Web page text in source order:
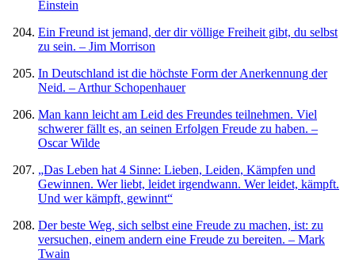
Einstein
Ein Freund ist jemand, der dir völlige Freiheit gibt, du selbst
zu sein. – Jim Morrison
In Deutschland ist die höchste Form der Anerkennung der
Neid. – Arthur Schopenhauer
Man kann leicht am Leid des Freundes teilnehmen. Viel
schwerer fällt es, an seinen Erfolgen Freude zu haben. –
Oscar Wilde
„Das Leben hat 4 Sinne: Lieben, Leiden, Kämpfen und
Gewinnen. Wer liebt, leidet irgendwann. Wer leidet, kämpft.
Und wer kämpft, gewinnt“
Der beste Weg, sich selbst eine Freude zu machen, ist: zu
versuchen, einem andern eine Freude zu bereiten. – Mark
Twain